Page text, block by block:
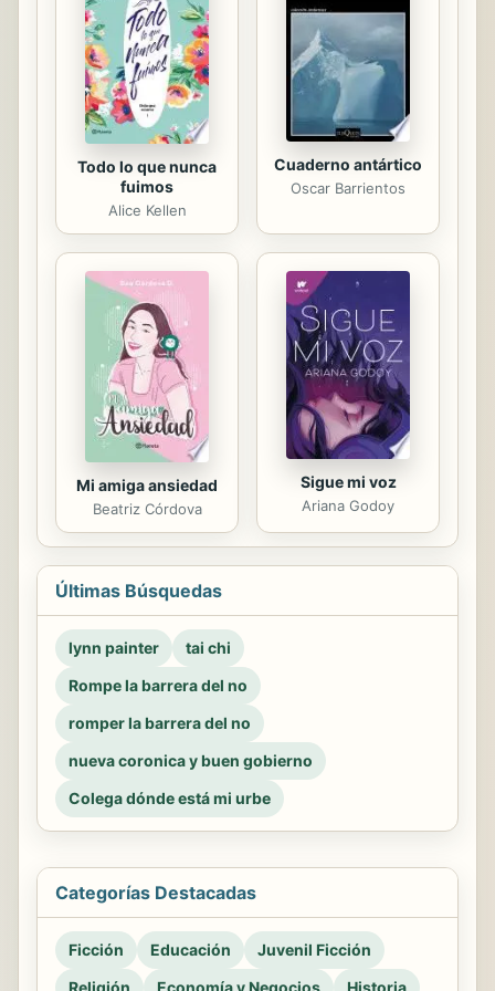
la practicamos y entendemos en la
actualidad, ¿es buena para la
prosperidad y el bienestar? El
pensador de la ...
Todo lo que nunca
fuimos
Alice Kellen
Cuaderno antártico
Oscar Barrientos
Mi amiga ansiedad
Beatriz Córdova
Sigue mi voz
Ariana Godoy
Últimas Búsquedas
lynn painter
tai chi
Rompe la barrera del no
romper la barrera del no
nueva coronica y buen gobierno
Colega dónde está mi urbe
Categorías Destacadas
Ficción Educación
Juvenil Ficción